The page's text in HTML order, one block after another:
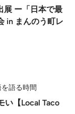
展 ー「日本で最
in まんのう町レ
語る時間
い【Local Taco